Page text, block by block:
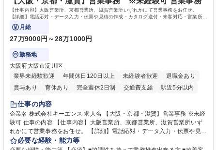
す。 学歴・資格 学歴：大学院 大学 高専 短大 専修学校 高校 語学力： 資
格：
【仕事内容】大阪営業所、京都営業所、滋賀営業所いずれかにて営業事務をお任せ。
【詳細】電話応対・データ入力・伝票や見積の作成・カタログ送付・来客対応・営業所内
で発生する事務業務や業務改善をお任せ。
月給
27万9000円～28万1000円
勤務地
大阪府大阪市淀川区
業界未経験歓迎
年間休日120日以上 未経験者歓迎
退職金あり
賞与あり
育休あり 完全週休2日制 交通費支給
駅近5分以内
土日祝休み
仕事の内容
企業名 株式会社キーエンス 求人名 【大阪・京都・滋賀】営業事務 ※未経
験可 仕事の内容 【仕事内容】大阪営業所、京都営業所、滋賀営業所いず
れかにて営業事務をお任せ。 【詳細】電話応対・データ入力・伝票や見積
の作成・カタログ送付・来客対応・営業所内で発生する事務業務や業務改
善をお任せ。 【教育制度】ご入社後、育成担当とペアになりながらOJTに
必要な経験・能力等